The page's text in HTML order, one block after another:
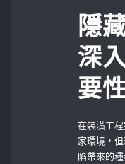
隱
深
要
在裝潢工
家環境，
陷帶來的